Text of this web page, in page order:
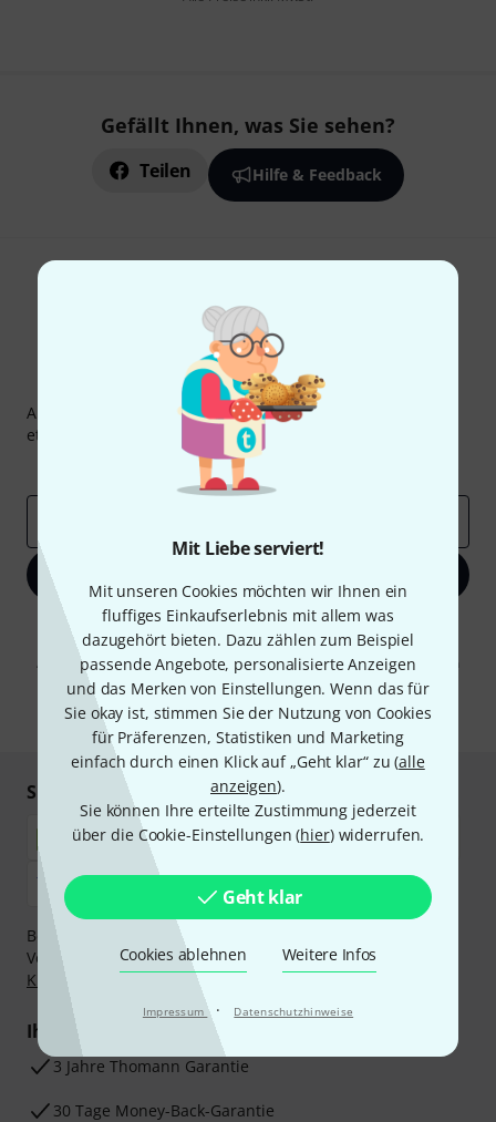
Mit Liebe serviert!
Mit unseren Cookies möchten wir Ihnen ein
fluffiges Einkaufserlebnis mit allem was
dazugehört bieten. Dazu zählen zum Beispiel
passende Angebote, personalisierte Anzeigen
und das Merken von Einstellungen. Wenn das für
Sie okay ist, stimmen Sie der Nutzung von Cookies
für Präferenzen, Statistiken und Marketing
einfach durch einen Klick auf „Geht klar“ zu (alle
anzeigen).
Sie können Ihre erteilte Zustimmung jederzeit
über die Cookie-Einstellungen (hier) widerrufen.
Geht klar
Cookies ablehnen Weitere Infos
Impressum · Datenschutzhinweise
Gefällt Ihnen, was Sie sehen?
Teilen Hilfe & Feedback
Thomann Newsletter
Abonniere den Thomann Newsletter und gewinne mit
etwas Glück einen von
50 Gutscheinen
Inspirierende Beiträge
Mit Klick auf „Jetzt anmelden“ stimmen Sie dem Erhalt von E-Mail-
Werbung und einer Messung des E-Mail-Nutzungsverhaltens zu. Die
Abmeldung ist jederzeit möglich. Weitere Informationen finden Sie in
unseren
Datenschutzhinweisen.
* Pflichtfeld
Sicher einkaufen & bezahlen
Bezahlen Sie vertraulich und sicher per Nachnahme,
Vorkasse, PayPal, Amazon Pay,
Klarna Sofort bezahlen
Klarna Ratenzahlungoder Kreditkarte.
Ihre Vorteile
3 Jahre Thomann Garantie
30 Tage Money-Back-Garantie